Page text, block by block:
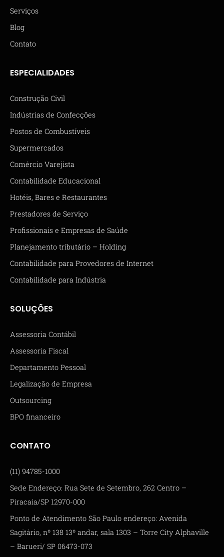
Serviços
Blog
Contato
ESPECIALIDADES
Construção Civil
Indústrias de Confecções
Postos de Combustíveis
Supermercados
Comércio Varejista
Contabilidade Educacional
Hotéis, Bares e Restaurantes
Prestadores de Serviço
Profissionais e Empresas de Saúde
Planejamento tributário – Holding
Contabilidade para Provedores de Internet
Contabilidade para Indústria
SOLUÇÕES
Assessoria Contábil
Assessoria Fiscal
Departamento Pessoal
Legalização de Empresa
Outsourcing
BPO financeiro
CONTATO
(11) 94785-1000
Sede Endereço: Rua Sete de Setembro, 262 Centro –
Piracaia/SP 12970-000
Ponto de Atendimento São Paulo endereço: Avenida
Sagitário, nº 138 13º andar, sala 1303 – Torre City Alphaville
– Barueri/ SP 06473-073